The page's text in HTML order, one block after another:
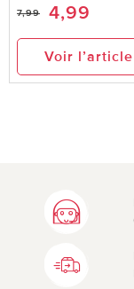
7,99 4,99
Voir l’article